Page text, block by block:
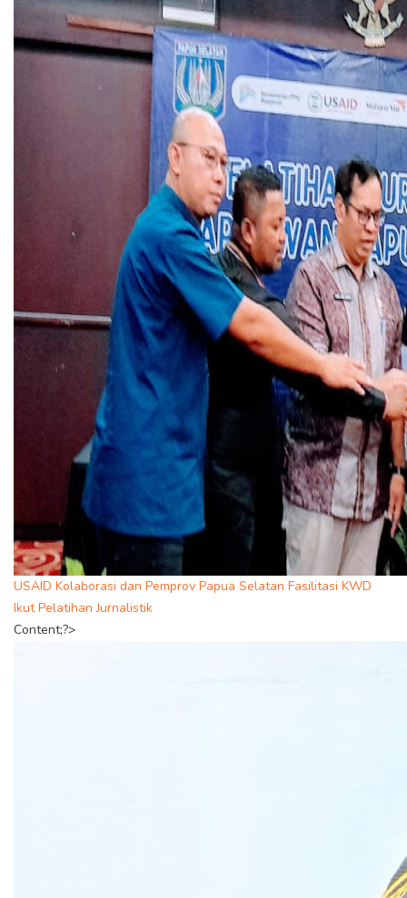
USAID Kolaborasi dan Pemprov Papua Selatan Fasilitasi KWD
Ikut Pelatihan Jurnalistik
Content;?>